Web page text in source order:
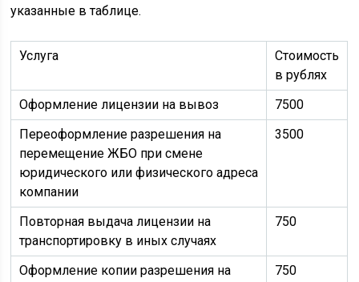
указанные в таблице.
Услуга
Стоимость
в рублях
Оформление лицензии на вывоз
7500
Переоформление разрешения на
перемещение ЖБО при смене
юридического или физического адреса
компании
3500
Повторная выдача лицензии на
транспортировку в иных случаях
750
Оформление копии разрешения на
750